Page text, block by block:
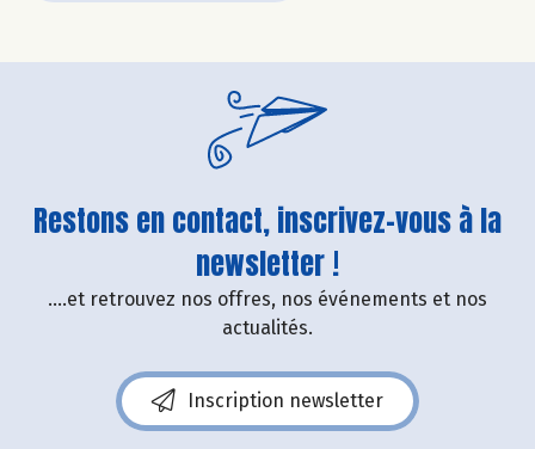
Restons en contact, inscrivez-vous à la
newsletter !
....et retrouvez nos offres, nos événements et nos
actualités.
Inscription newsletter